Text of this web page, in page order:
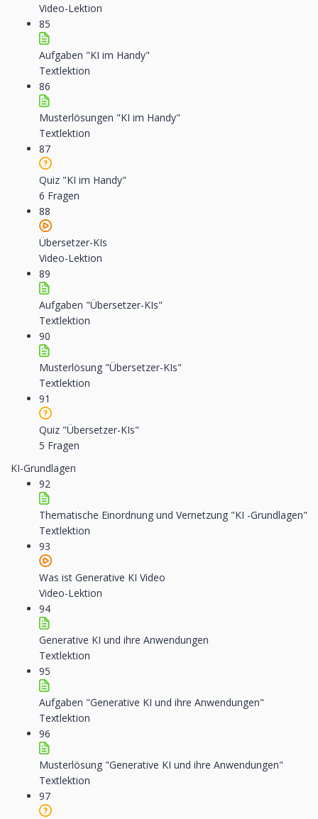
Video-Lektion
85
Aufgaben "KI im Handy"
Textlektion
86
Musterlösungen "KI im Handy"
Textlektion
87
Quiz "KI im Handy"
6 Fragen
88
Übersetzer-KIs
Video-Lektion
89
Aufgaben "Übersetzer-KIs"
Textlektion
90
Musterlösung "Übersetzer-KIs"
Textlektion
91
Quiz "Übersetzer-KIs"
5 Fragen
KI-Grundlagen
92
Thematische Einordnung und Vernetzung "KI -Grundlagen"
Textlektion
93
Was ist Generative KI Video
Video-Lektion
94
Generative KI und ihre Anwendungen
Textlektion
95
Aufgaben "Generative KI und ihre Anwendungen"
Textlektion
96
Musterlösung "Generative KI und ihre Anwendungen"
Textlektion
97